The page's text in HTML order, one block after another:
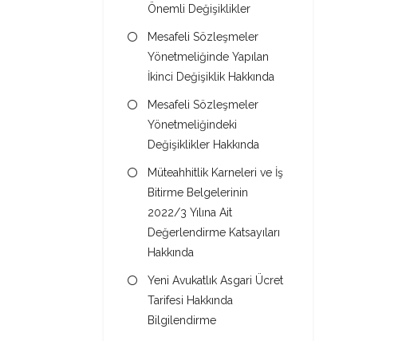
Önemli Değişiklikler
Mesafeli Sözleşmeler
Yönetmeliğinde Yapılan
İkinci Değişiklik Hakkında
Mesafeli Sözleşmeler
Yönetmeliğindeki
Değişiklikler Hakkında
Müteahhitlik Karneleri ve İş
Bitirme Belgelerinin
2022/3 Yılına Ait
Değerlendirme Katsayıları
Hakkında
Yeni Avukatlık Asgari Ücret
Tarifesi Hakkında
Bilgilendirme